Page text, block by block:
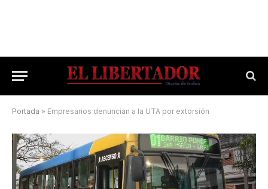
Portada » Empresarios denuncian a la UTA por extorsión